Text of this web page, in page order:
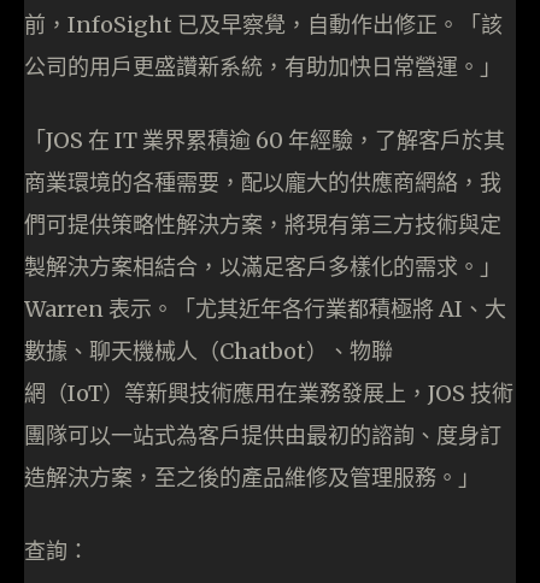
前，InfoSight 已及早察覺，自動作出修正。「該
公司的用戶更盛讚新系統，有助加快日常營運。」
「JOS 在 IT 業界累積逾 60 年經驗，了解客戶於其
商業環境的各種需要，配以龐大的供應商網絡，我
們可提供策略性解決方案，將現有第三方技術與定
製解決方案相結合，以滿足客戶多樣化的需求。」
Warren 表示。「尤其近年各行業都積極將 AI、大
數據、聊天機械人（Chatbot）、物聯
網（IoT）等新興技術應用在業務發展上，JOS 技術
團隊可以一站式為客戶提供由最初的諮詢、度身訂
造解決方案，至之後的產品維修及管理服務。」
查詢：